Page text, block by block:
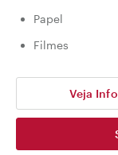
Papel
Filmes
Veja